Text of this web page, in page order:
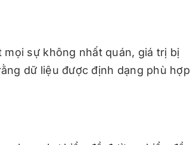
sự không nhất quán, giá trị bị
dữ liệu được định dạng phù hợp